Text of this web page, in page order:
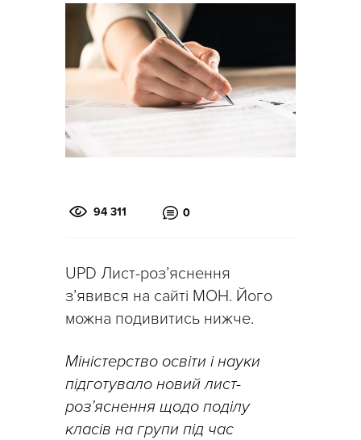
94 311 0
UPD Лист-роз’яснення
з’явився на сайті МОН. Його
можна подивитись нижче.
Міністерство освіти і науки
підготувало новий лист-
роз’яснення щодо поділу
класів на групи під час